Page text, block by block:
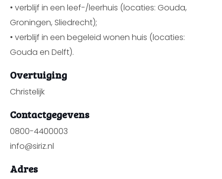
• verblijf in een leef-/leerhuis (locaties: Gouda,
Groningen, Sliedrecht);
• verblijf in een begeleid wonen huis (locaties:
Gouda en Delft).
Overtuiging
Christelijk
Contactgegevens
0800-4400003
info@siriz.nl
Adres